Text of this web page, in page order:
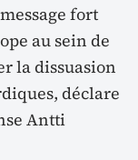
fort
au sein de
la dissuasion
déclare
Antti